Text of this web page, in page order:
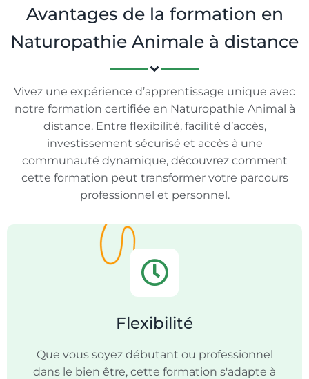
Avantages de la formation en
Naturopathie Animale à distance
Vivez une expérience d’apprentissage unique avec
notre formation certifiée en Naturopathie Animal à
distance. Entre flexibilité, facilité d’accès,
investissement sécurisé et accès à une
communauté dynamique, découvrez comment
cette formation peut transformer votre parcours
professionnel et personnel.
Flexibilité
Que vous soyez débutant ou professionnel
dans le bien être, cette formation s'adapte à